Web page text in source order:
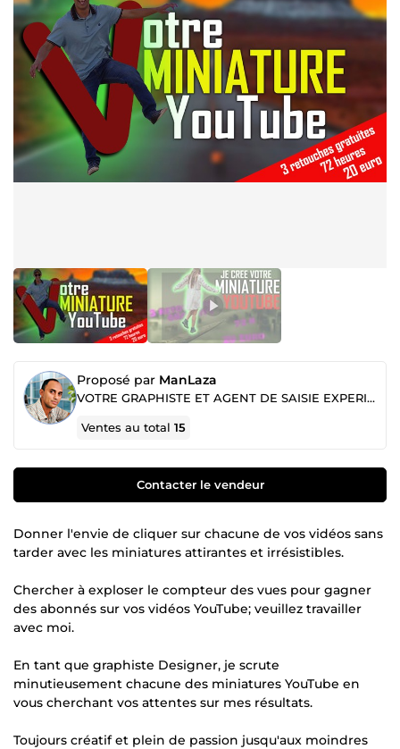
Proposé par ManLaza
VOTRE GRAPHISTE ET AGENT DE SAISIE EXPERIMENTE
Ventes au total15
Contacter le vendeur
Donner l'envie de cliquer sur chacune de vos vidéos sans
tarder avec les miniatures attirantes et irrésistibles.
Chercher à exploser le compteur des vues pour gagner
des abonnés sur vos vidéos YouTube; veuillez travailler
avec moi.
En tant que graphiste Designer, je scrute
minutieusement chacune des miniatures YouTube en
vous cherchant vos attentes sur mes résultats.
Toujours créatif et plein de passion jusqu'aux moindres